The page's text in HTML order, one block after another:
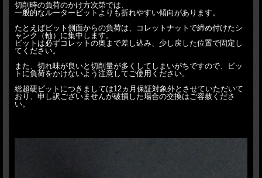
切削時の負荷のかけ方次第では、
一般的なルータービットよりも折れやすい傾向があります。
たとえばビット側面からの負荷は、コレットナットで締め付けたシ
ャンク（軸）に集中します。
ビットは必ずコレットの奥まで差し込み、少し戻した位置で固定し
てください。
また、切れ味が良いと切削量が多くしてしまいがちですので、ビッ
トに負荷をかけないよう注意してご使用ください。
総超硬ビットにつきましては12ヵ月保証対象外とさせていただいて
おり、申し訳ございませんが破損した場合の交換はご容赦くださ
い。